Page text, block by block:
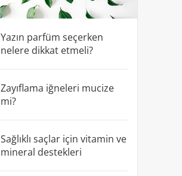
Yazın parfüm seçerken
nelere dikkat etmeli?
Zayıflama iğneleri mucize
mi?
Sağlıklı saçlar için vitamin ve
mineral destekleri